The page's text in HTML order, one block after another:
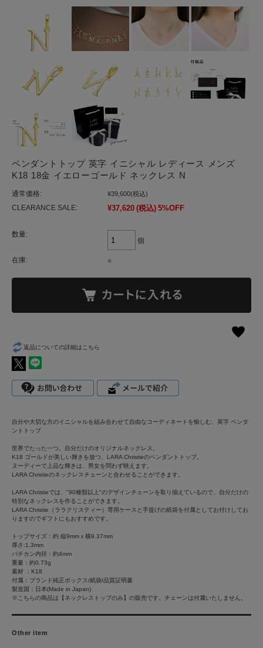
ペンダントトップ 英字 イニシャル レディース メンズ
K18 18金 イエローゴールド ネックレス N
通常価格: ¥39,600(税込)
CLEARANCE SALE: ¥37,620 (税込) 5%OFF
数量:
個
在庫: ○
返品についての詳細はこちら
自分や大切な方のイニシャルを組み合わせて自由なコーディネートを愉しむ、英字 ペンダ
ントトップ
世界でたった一つ。自分だけのオリジナルネックレス。
K18 ゴールドが美しい輝きを放つ、LARA Christieのペンダントトップ。
ヌーディーで上品な輝きは、男女を問わず映えます。
LARA Christieのネックレスチェーンと合わせることができます。
LARA Christieでは、"90種類以上"のデザインチェーンを取り揃えているので、自分だけの
特別なネックレスを作ることができます。
LARA Christie（ララクリスティー）専用ケースと手提げの紙袋を付属としてお付けしてお
りますのでギフトにもおすすめです。
トップサイズ：約 縦9mmｘ横9.37mm
厚さ:1.3mm
バチカン内径：約4mm
重量：約0.73g
素材 ：K18
付属：ブランド純正ボックス/紙袋/品質証明書
製造国：日本(Made in Japan)
※こちらの商品は【ネックレストップのみ】の販売です。チェーンは付属いたしません。
Other item